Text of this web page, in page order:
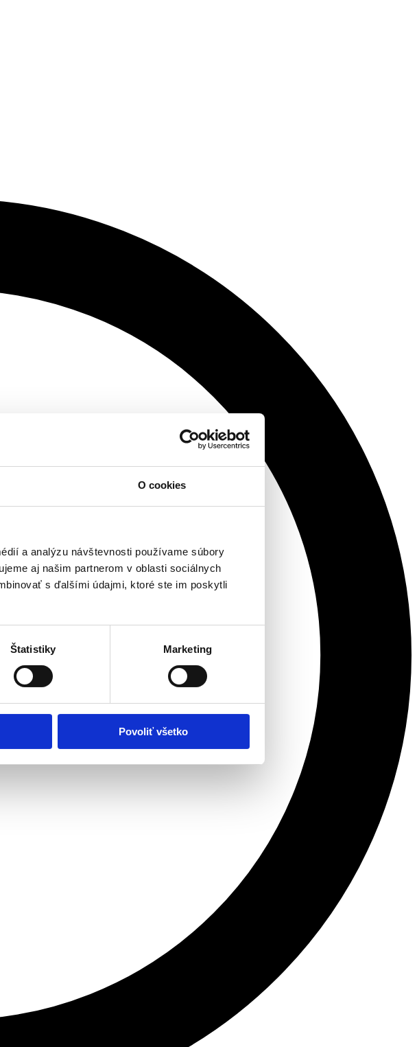
O cookies
a analýzu návštevnosti používame súbory
aj našim partnerom v oblasti sociálnych
s ďalšími údajmi, ktoré ste im poskytli
Štatistiky Marketing
Povoliť všetko